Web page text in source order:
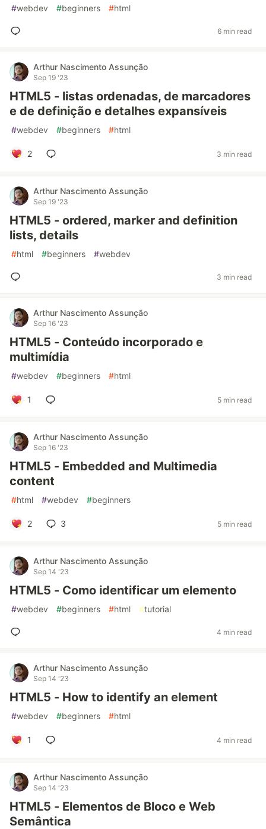
#webdev #beginners #html
6 min read
Arthur Nascimento Assunção
Sep 19 '23
HTML5 - listas ordenadas, de marcadores
e de definição e detalhes expansíveis
#webdev #beginners #html
2 3 min read
Arthur Nascimento Assunção
Sep 19 '23
HTML5 - ordered, marker and definition
lists, details
#html #beginners #webdev
3 min read
Arthur Nascimento Assunção
Sep 16 '23
HTML5 - Conteúdo incorporado e
multimídia
#webdev #beginners #html
1 5 min read
Arthur Nascimento Assunção
Sep 16 '23
HTML5 - Embedded and Multimedia
content
#html #webdev #beginners
2 3 5 min read
Arthur Nascimento Assunção
Sep 14 '23
HTML5 - Como identificar um elemento
#webdev #beginners #html #tutorial
4 min read
Arthur Nascimento Assunção
Sep 14 '23
HTML5 - How to identify an element
#webdev #beginners #html
1 4 min read
Arthur Nascimento Assunção
Sep 14 '23
HTML5 - Elementos de Bloco e Web
Semântica